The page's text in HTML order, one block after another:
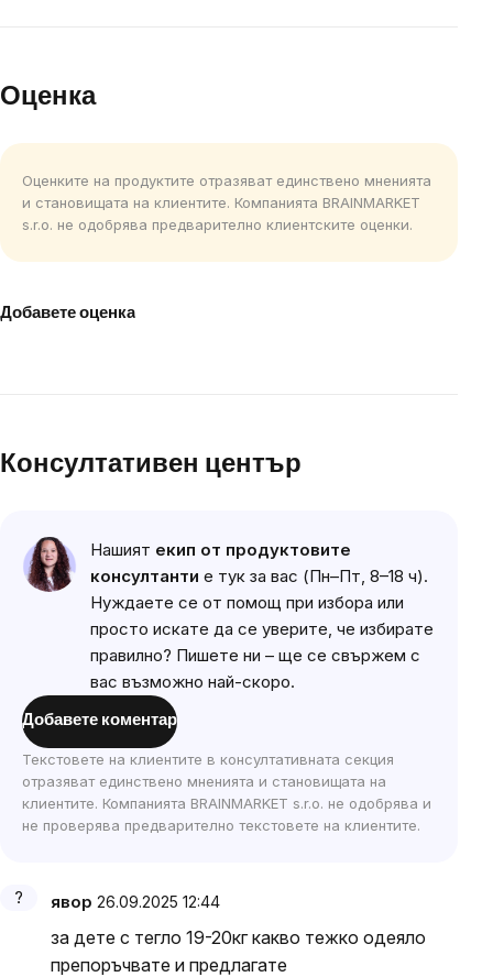
Оценка
Оценките на продуктите отразяват единствено мненията
и становищата на клиентите. Компанията BRAINMARKET
s.r.o. не одобрява предварително клиентските оценки.
Добавете оценка
Консултативен център
discussions
Нашият екип от продуктовите
консултанти е тук за вас (Пн–Пт, 8–18 ч).
Нуждаете се от помощ при избора или
просто искате да се уверите, че избирате
правилно? Пишете ни – ще се свържем с
вас възможно най-скоро.
Добавете коментар
Текстовете на клиентите в консултативната секция
отразяват единствено мненията и становищата на
клиентите. Компанията BRAINMARKET s.r.o. не одобрява и
не проверява предварително текстовете на клиентите.
явор 26.09.2025 12:44
за дете с тегло 19-20кг какво тежко одеяло
препоръчвате и предлагате